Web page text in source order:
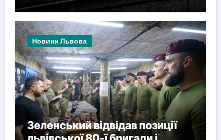
Новини Львова
Зеленський відвідав позиції